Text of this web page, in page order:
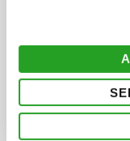
Meer